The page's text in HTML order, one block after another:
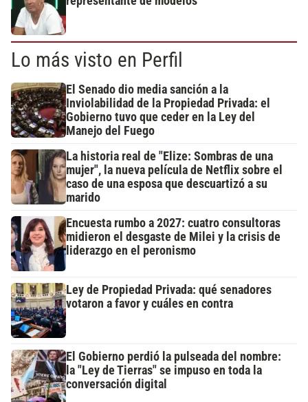
Lo más visto en Perfil
El Senado dio media sanción a la
Inviolabilidad de la Propiedad Privada: el
Gobierno tuvo que ceder en la Ley del
Manejo del Fuego
La historia real de "Elize: Sombras de una
mujer", la nueva película de Netflix sobre el
caso de una esposa que descuartizó a su
marido
Encuesta rumbo a 2027: cuatro consultoras
midieron el desgaste de Milei y la crisis de
liderazgo en el peronismo
Ley de Propiedad Privada: qué senadores
votaron a favor y cuáles en contra
El Gobierno perdió la pulseada del nombre:
la "Ley de Tierras" se impuso en toda la
conversación digital